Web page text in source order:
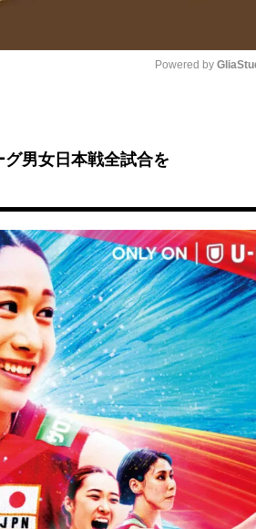
Powered by
男女日本戦全試合を